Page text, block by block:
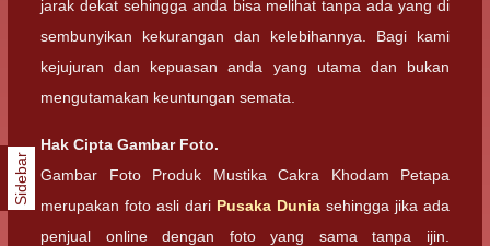
jarak dekat sehingga anda bisa melihat tanpa ada yang di
sembunyikan kekurangan dan kelebihannya. Bagi kami
kejujuran dan kepuasan anda yang utama dan bukan
mengutamakan keuntungan semata.
Hak Cipta Gambar Foto.
Gambar Foto Produk Mustika Cakra Khodam Petapa
merupakan foto asli dari Pusaka Dunia sehingga jika ada
penjual online dengan foto yang sama tanpa ijin.
Sidebar